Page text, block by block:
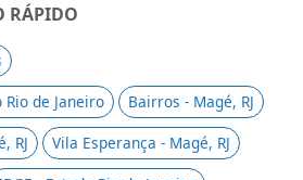
RÁPIDO
de Janeiro
Bairros - Magé, RJ
RJ
Vila Esperança - Magé, RJ